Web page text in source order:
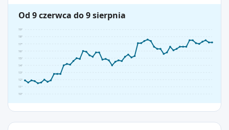
Od 9 czerwca do 9 sierpnia
10°
11°
12°
13°
14°
15°
16°
17°
18°
19°